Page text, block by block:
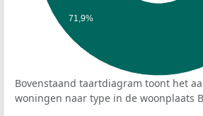
71,9%
Bovenstaand taartdiagram toont het
woningen naar type in de woonplaats